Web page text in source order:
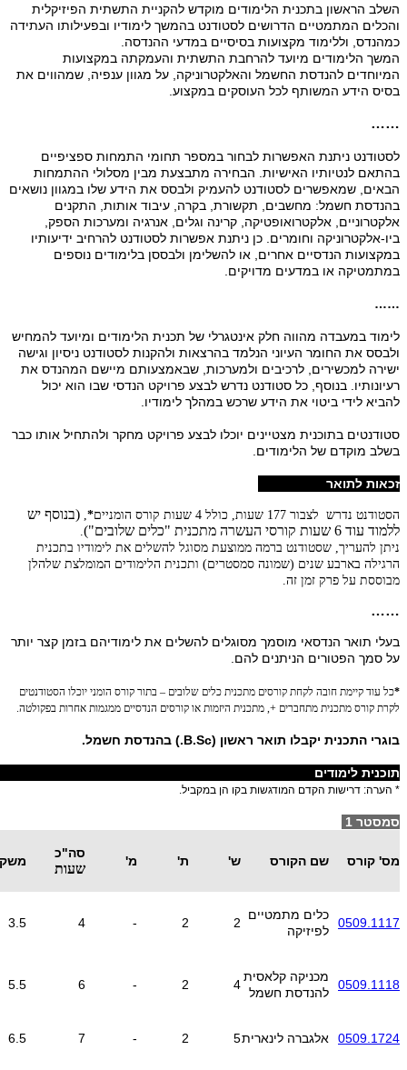
​השלב הראשון בתכנית הלימודים מוקדש להקניית התשתית הפיזיקלית
והכלים המתמטיים הדרושים לסטודנט בהמשך לימודיו ובפעילותו העתידה
כמהנדס, וללימוד מקצועות בסיסיים במדעי ההנדסה.
המשך הלימודים מיועד להרחבת התשתית והעמקתה במקצועות
המיוחדים להנדסת החשמל והאלקטרוניקה, על מגוון ענפיה, שמהווים את
בסיס הידע המשותף לכל העוסקים במקצוע.
……
לסטודנט ניתנת האפשרות לבחור במספר תחומי התמחות ספציפיים
בהתאם לנטיותיו האישיות. הבחירה מתבצעת מבין מסלולי ההתמחות
הבאים, שמאפשרים לסטודנט להעמיק ולבסס את הידע שלו במגוון נושאים
בהנדסת חשמל: מחשבים, תקשורת, בקרה, עיבוד אותות, התקנים
אלקטרוניים, אלקטרואופטיקה, קרינה וגלים, אנרגיה ומערכות הספק,
ביו-אלקטרוניקה וחומרים. כן ניתנת אפשרות לסטודנט להרחיב ידיעותיו
במקצועות הנדסיים אחרים, או להשלימן ולבססן בלימודים נוספים
במתמטיקה או במדעים מדויקים.
……
לימוד במעבדה מהווה חלק אינטגרלי של תכנית הלימודים ומיועד להמחיש
ולבסס את החומר העיוני הנלמד בהרצאות ולהקנות לסטודנט ניסיון וגישה
ישירה למכשירים, לרכיבים ולמערכות, שבאמצעותם מיישם המהנדס את
רעיונותיו. בנוסף, כל סטודנט נדרש לבצע פרויקט הנדסי שבו הוא יכול
להביא לידי ביטוי את הידע שרכש במהלך לימודיו.
סטודנטים בתוכנית מצטיינים יוכלו לבצע פרויקט מחקר ולהתחיל אותו כבר
בשלב מוקדם של הלימודים.
זכאות לתואר
הסטודנט נדרש לצבור 177 שעות, כולל 4 שעות קורס הומניים * (בנוסף יש
ללמוד עוד 6 שעות קורסי העשרה מתכנית "כלים שלובים")
ניתן להעריך, שסטודנט ברמה ממוצעת מסוגל להשלים את לימודיו בתכנית
הרגילה בארבע שנים (שמונה סמסטרים) ותכנית הלימודים המומלצת שלהלן
מבוססת על פרק זמן זה.
……
בעלי תואר הנדסאי מוסמך מסוגלים להשלים את לימודיהם בזמן קצר יותר
על סמך הפטורים הניתנים להם.
*כל עוד קיימת חובה לקחת קורסים מתכנית כלים שלובים – בתור קורס הומני יוכלו הסטודנטים
לקרת קורס מתכנית מתחברים +, מתכנית היזמות או קורסים הנדסיים ממגמות אחרות בפקולטה.
בוגרי התכנית יקבלו תואר ראשון (B.Sc.) בהנדסת חשמל.
תוכנית לימודים
* הערה: דרישות הקדם המודגשות בקו הן במקביל.
סמסטר 1
מס' קורס שם הקורס ש' ת' מ'
סה"כ
שעות
0509.1117
כלים מתמטיים
לפיזיקה
2
2
-
4
3.5
0509.1118
מכניקה קלאסית
להנדסת חשמל
4
2
-
6
5.5
0509.1724 אלגברה לינארית5
2
-
7
6.5